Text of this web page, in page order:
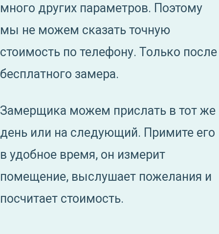
много других параметров. Поэтому
мы не можем сказать точную
стоимость по телефону. Только после
бесплатного замера.
Замерщика можем прислать в тот же
день или на следующий. Примите его
в удобное время, он измерит
помещение, выслушает пожелания и
посчитает стоимость.